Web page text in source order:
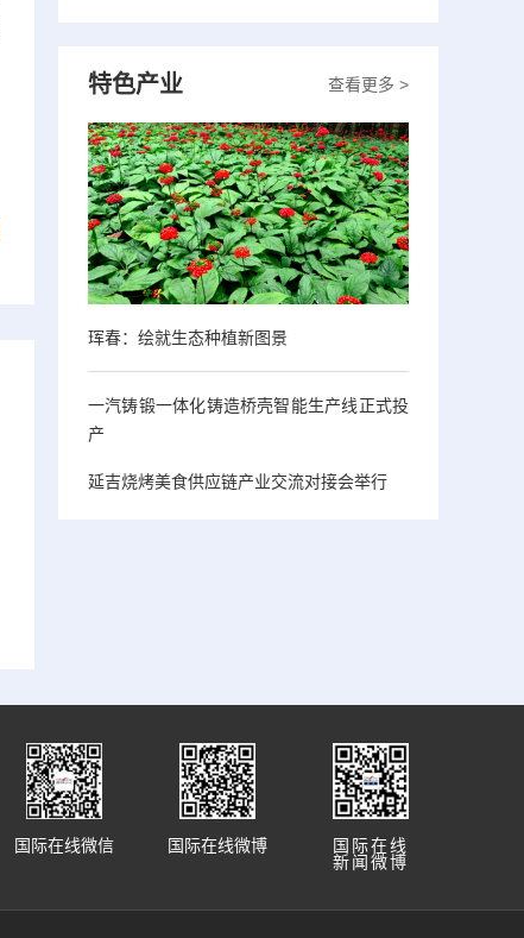
查看更多 >
特色产业
珲春：绘就生态种植新图景
一汽铸锻一体化铸造桥壳智能生产线正式投
产
延吉烧烤美食供应链产业交流对接会举行
国际在线
新闻微博
国际在线微博
国际在线微信